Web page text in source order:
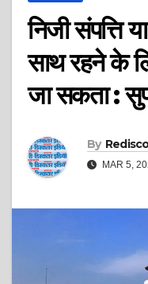
निजी संपत्ति
साथ रहने के
जा सकता :
By
MAR 5,